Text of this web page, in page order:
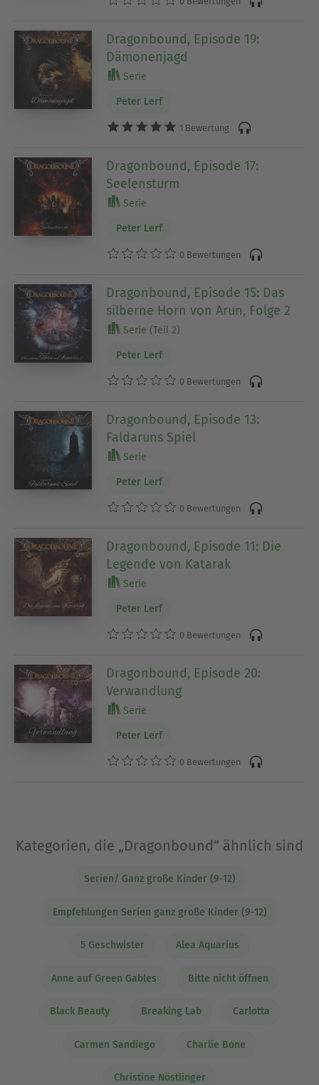
Dragonbound, Episode 19:
Dämonenjagd
Serie
Peter Lerf
1 Bewertung
Dragonbound, Episode 17:
Seelensturm
Serie
Peter Lerf
0 Bewertungen
Dragonbound, Episode 15: Das
silberne Horn von Arun, Folge 2
Serie (Teil 2)
Peter Lerf
0 Bewertungen
Dragonbound, Episode 13:
Faldaruns Spiel
Serie
Peter Lerf
0 Bewertungen
Dragonbound, Episode 11: Die
Legende von Katarak
Serie
Peter Lerf
0 Bewertungen
Dragonbound, Episode 20:
Verwandlung
Serie
Peter Lerf
0 Bewertungen
Kategorien, die „Dragonbound“ ähnlich sind
Serien/ Ganz große Kinder (9-12)
Empfehlungen Serien ganz große Kinder (9-12)
5 Geschwister Alea Aquarius
Anne auf Green Gables Bitte nicht öffnen
Black Beauty Breaking Lab Carlotta
Carmen Sandiego Charlie Bone
Christine Nöstlinger